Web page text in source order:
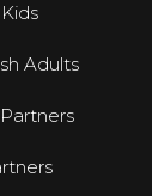
Adults